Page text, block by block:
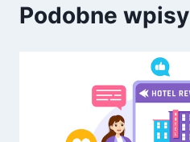
Podobne wpisy